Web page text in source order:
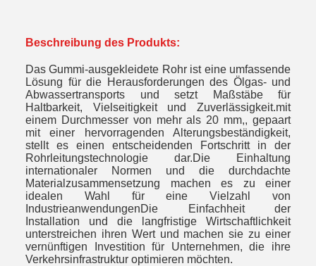
Beschreibung des Produkts:
Das Gummi-ausgekleidete Rohr ist eine umfassende
Lösung für die Herausforderungen des Ölgas- und
Abwassertransports und setzt Maßstäbe für
Haltbarkeit, Vielseitigkeit und Zuverlässigkeit.mit
einem Durchmesser von mehr als 20 mm,, gepaart
mit einer hervorragenden Alterungsbeständigkeit,
stellt es einen entscheidenden Fortschritt in der
Rohrleitungstechnologie dar.Die Einhaltung
internationaler Normen und die durchdachte
Materialzusammensetzung machen es zu einer
idealen Wahl für eine Vielzahl von
IndustrieanwendungenDie Einfachheit der
Installation und die langfristige Wirtschaftlichkeit
unterstreichen ihren Wert und machen sie zu einer
vernünftigen Investition für Unternehmen, die ihre
Verkehrsinfrastruktur optimieren möchten.